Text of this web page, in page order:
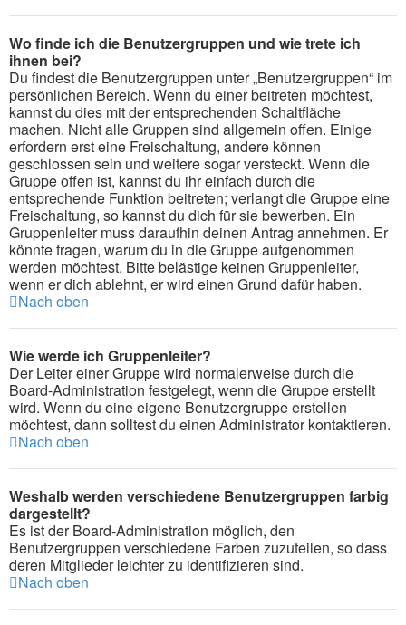
Wo finde ich die Benutzergruppen und wie trete ich
ihnen bei?
Du findest die Benutzergruppen unter „Benutzergruppen“ im
persönlichen Bereich. Wenn du einer beitreten möchtest,
kannst du dies mit der entsprechenden Schaltfläche
machen. Nicht alle Gruppen sind allgemein offen. Einige
erfordern erst eine Freischaltung, andere können
geschlossen sein und weitere sogar versteckt. Wenn die
Gruppe offen ist, kannst du ihr einfach durch die
entsprechende Funktion beitreten; verlangt die Gruppe eine
Freischaltung, so kannst du dich für sie bewerben. Ein
Gruppenleiter muss daraufhin deinen Antrag annehmen. Er
könnte fragen, warum du in die Gruppe aufgenommen
werden möchtest. Bitte belästige keinen Gruppenleiter,
wenn er dich ablehnt, er wird einen Grund dafür haben.
Nach oben
Wie werde ich Gruppenleiter?
Der Leiter einer Gruppe wird normalerweise durch die
Board-Administration festgelegt, wenn die Gruppe erstellt
wird. Wenn du eine eigene Benutzergruppe erstellen
möchtest, dann solltest du einen Administrator kontaktieren.
Nach oben
Weshalb werden verschiedene Benutzergruppen farbig
dargestellt?
Es ist der Board-Administration möglich, den
Benutzergruppen verschiedene Farben zuzuteilen, so dass
deren Mitglieder leichter zu identifizieren sind.
Nach oben